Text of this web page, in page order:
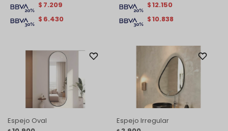
$ 6.430
$ 7.209
$10.838
$12.150
Espejo Oval Espejo Irregular